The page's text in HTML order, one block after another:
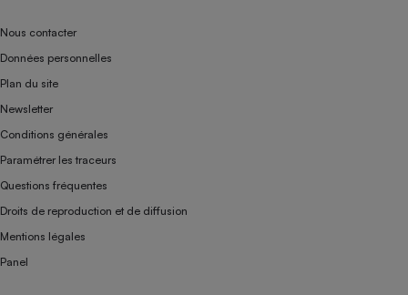
Nous contacter
Données personnelles
Plan du site
Newsletter
Conditions générales
Paramétrer les traceurs
Questions fréquentes
Droits de reproduction et de diffusion
Mentions légales
Panel